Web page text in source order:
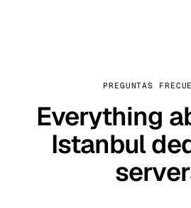
PREGUNTAS
Everything
Istanbul